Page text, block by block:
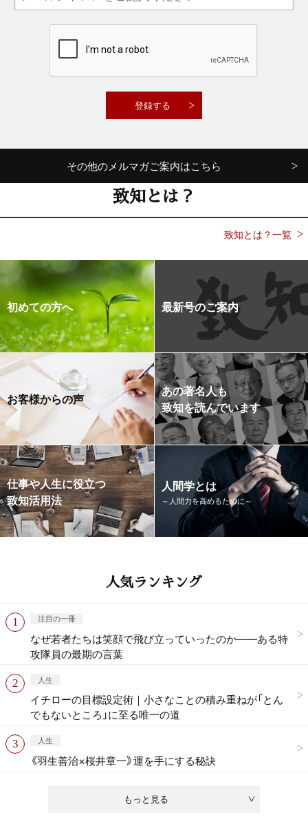
その他のメルマガご案内はこちら
致知とは？
致知とは？一覧
初めての方へ 最新号のご案内
お客様からの声
あの著名人も
致知を読んでいます
仕事や人生に役立つ
致知活用法
人間学とは
～人間力を高めるために～
人気ランキング
もっと見る
注目の一冊
なぜ若者たちは笑顔で飛び立っていったのか——ある特
攻隊員の最期の言葉
人生
イチローの目標設定術｜小さなことの積み重ねが「とん
でもないところ」に至る唯一の道
人生
《羽生善治×桜井章一》運を手にする秘訣